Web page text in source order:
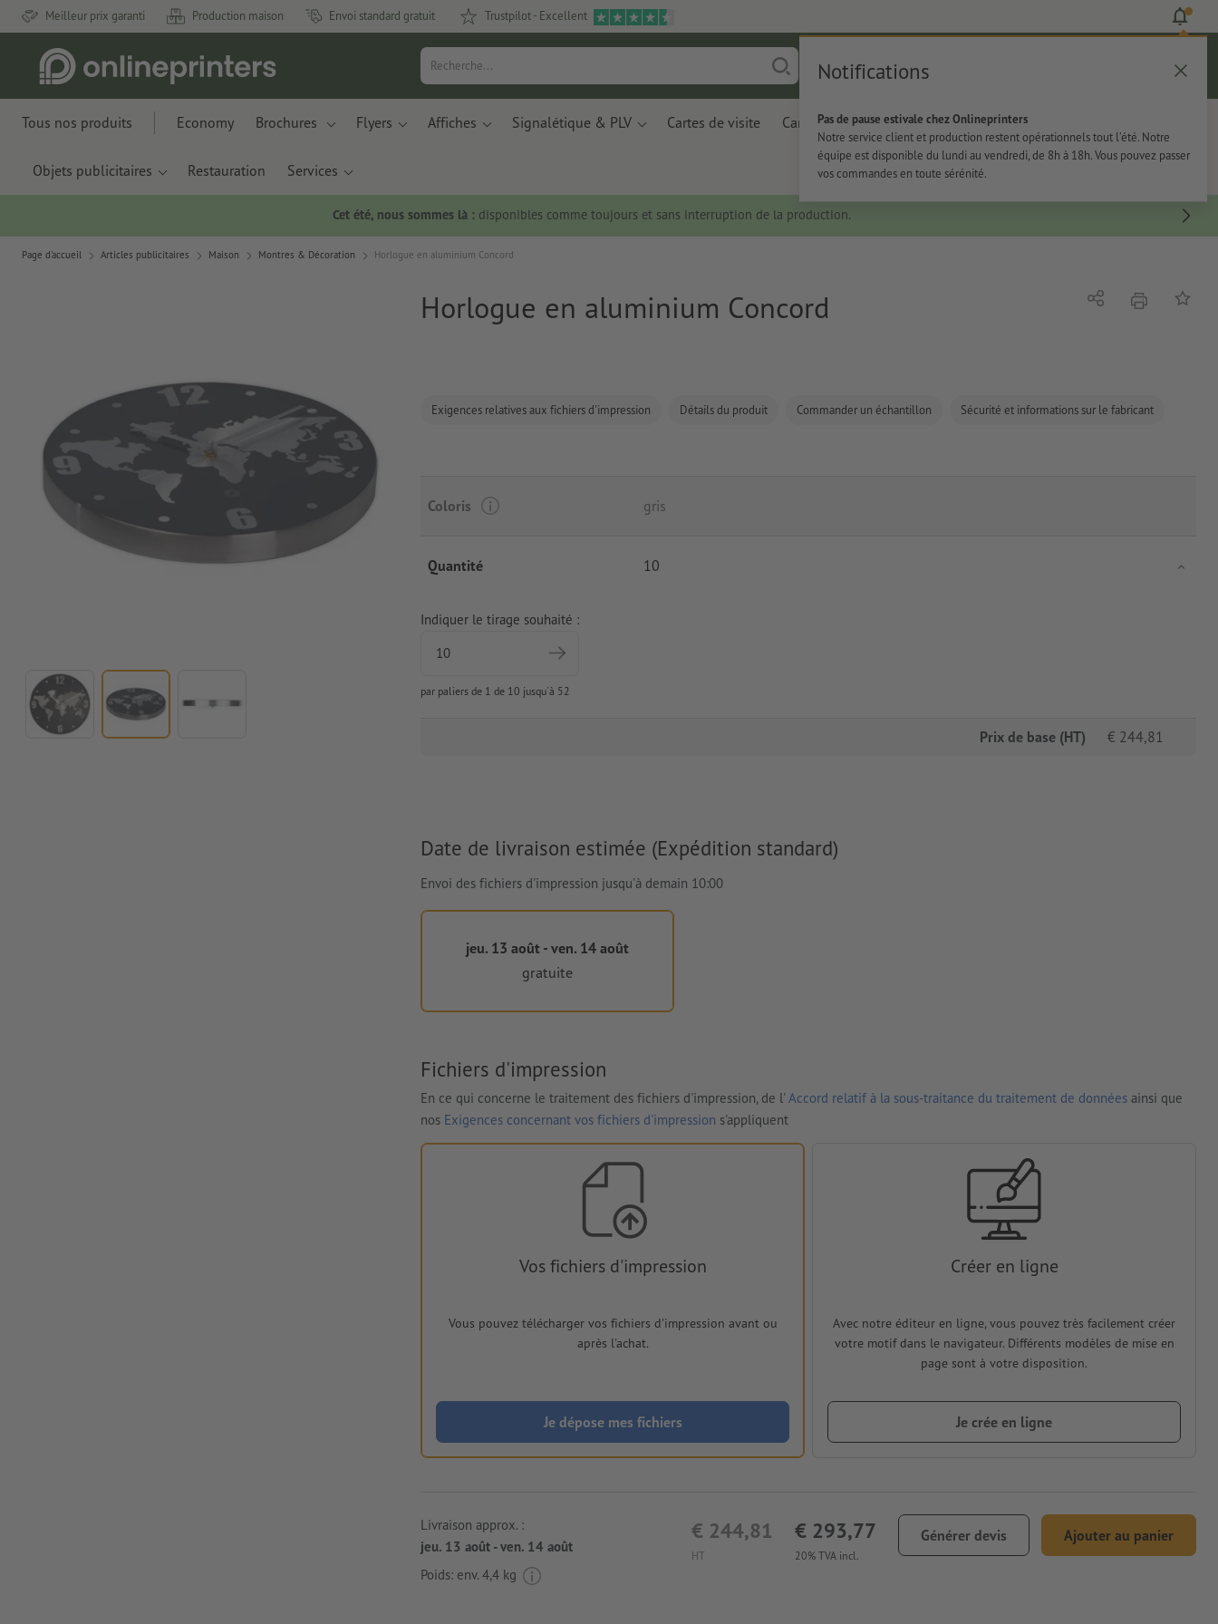
Meilleur prix garanti Production maison Envoi standard gratuit Trustpilot - Excellent
Notifications
Pas de pause estivale chez Onlineprinters
Notre service client et production restent opérationnels tout l’été. Notre
équipe est disponible du lundi au vendredi, de 8h à 18h. Vous pouvez passer
vos commandes en toute sérénité.
Panier
Tous nos produits Economy Brochures Flyers Affiches Signalétique & PLV Cartes de visite Carterie Papeterie Autocollants
Objets publicitaires Restauration Services
Cet été, nous sommes là :disponibles comme toujours et sans interruption de la production.
Page d'accueil Articles publicitaires Maison Montres & Décoration Horlogue en aluminium Concord
Horlogue en aluminium Concord
Exigences relatives aux fichiers d'impression Détails du produit Commander un échantillon Sécurité et informations sur le fabricant
Partagerimprimer
Coloris gris
Quantité 10
Indiquer le tirage souhaité :
par paliers de 1 de 10 jusqu'à 52
Prix de base (HT) € 244,81
Date de livraison estimée (Expédition standard)
Envoi des fichiers d'impression jusqu'à demain 10:00
jeu. 13 août - ven. 14 août
gratuite
Fichiers d'impression
En ce qui concerne le traitement des fichiers d'impression, de l'Accord relatif à la sous-traitance du traitement de données ainsi que
nos Exigences concernant vos fichiers d'impression s'appliquent
Vos fichiers d'impression
Vous pouvez télécharger vos fichiers d'impression avant ou
après l'achat.
Je dépose mes fichiers
Créer en ligne
Avec notre éditeur en ligne, vous pouvez très facilement créer
votre motif dans le navigateur. Différents modèles de mise en
page sont à votre disposition.
Je crée en ligne
HT
€ 244,81
20% TVA incl.
€ 293,77 Générer devis Ajouter au panier
Livraison approx. :
jeu. 13 août - ven. 14 août
Poids: env. 4,4 kg